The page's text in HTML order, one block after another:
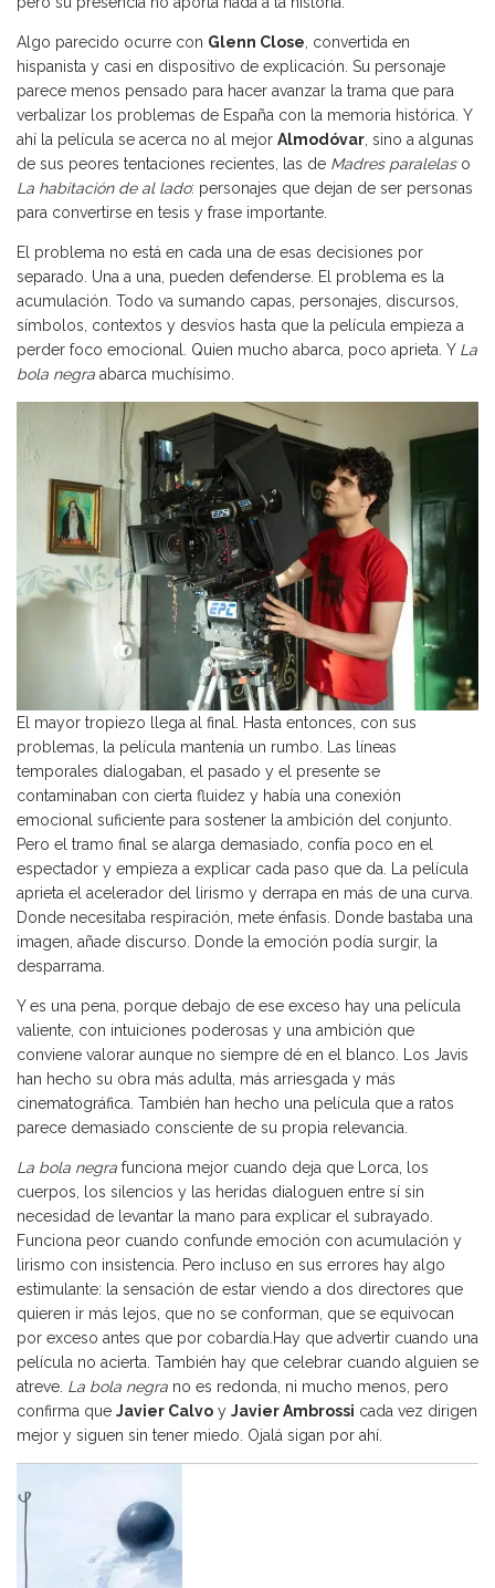
Algo parecido ocurre con Glenn Close , convertida en
hispanista y casi en dispositivo de explicación. Su personaje
parece menos pensado para hacer avanzar la trama que para
verbalizar los problemas de España con la memoria histórica. Y
ahí la película se acerca no al mejor Almodóvar , sino a algunas
de sus peores tentaciones recientes, las de Madres paralelaso
La habitación de al lado: personajes que dejan de ser personas
para convertirse en tesis y frase importante.
El problema no está en cada una de esas decisiones por
separado. Una a una, pueden defenderse. El problema es la
acumulación. Todo va sumando capas, personajes, discursos,
símbolos, contextos y desvíos hasta que la película empieza a
perder foco emocional. Quien mucho abarca, poco aprieta. Y La
bola negra abarca muchísimo.
El mayor tropiezo llega al final. Hasta entonces, con sus
problemas, la película mantenía un rumbo. Las líneas
temporales dialogaban, el pasado y el presente se
contaminaban con cierta fluidez y había una conexión
emocional suficiente para sostener la ambición del conjunto.
Pero el tramo final se alarga demasiado, confía poco en el
espectador y empieza a explicar cada paso que da. La película
aprieta el acelerador del lirismo y derrapa en más de una curva.
Donde necesitaba respiración, mete énfasis. Donde bastaba una
imagen, añade discurso. Donde la emoción podía surgir, la
desparrama.
Y es una pena, porque debajo de ese exceso hay una película
valiente, con intuiciones poderosas y una ambición que
conviene valorar aunque no siempre dé en el blanco. Los Javis
han hecho su obra más adulta, más arriesgada y más
cinematográfica. También han hecho una película que a ratos
parece demasiado consciente de su propia relevancia.
La bola negra funciona mejor cuando deja que Lorca, los
cuerpos, los silencios y las heridas dialoguen entre sí sin
necesidad de levantar la mano para explicar el subrayado.
Funciona peor cuando confunde emoción con acumulación y
lirismo con insistencia. Pero incluso en sus errores hay algo
estimulante: la sensación de estar viendo a dos directores que
quieren ir más lejos, que no se conforman, que se equivocan
por exceso antes que por cobardía.Hay que advertir cuando una
película no acierta. También hay que celebrar cuando alguien se
atreve. La bola negra no es redonda, ni mucho menos, pero
confirma que Javier Calvo y Javier Ambrossi cada vez dirigen
mejor y siguen sin tener miedo. Ojalá sigan por ahí.